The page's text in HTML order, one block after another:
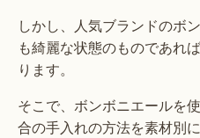
しかし、人気ブランドのボ
も綺麗な状態のものであれ
ります。
そこで、ボンボニエールを
合の手入れの方法を素材別に